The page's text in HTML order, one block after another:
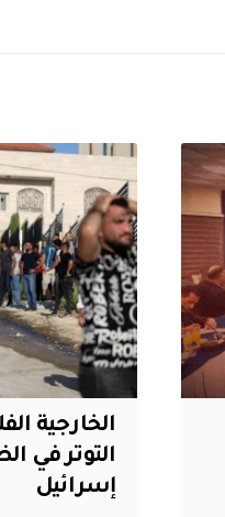
الخارجية
التوتر في
إسرائيل